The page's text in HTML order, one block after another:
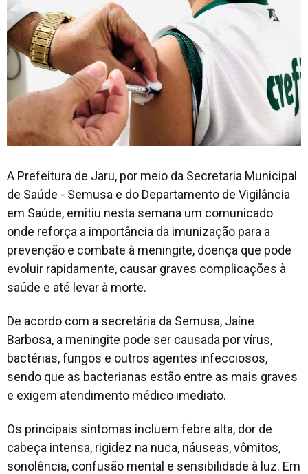
A Prefeitura de Jaru, por meio da Secretaria Municipal
de Saúde - Semusa e do Departamento de Vigilância
em Saúde, emitiu nesta semana um comunicado
onde reforça a importância da imunização para a
prevenção e combate à meningite, doença que pode
evoluir rapidamente, causar graves complicações à
saúde e até levar à morte.
De acordo com a secretária da Semusa, Jaíne
Barbosa, a meningite pode ser causada por vírus,
bactérias, fungos e outros agentes infecciosos,
sendo que as bacterianas estão entre as mais graves
e exigem atendimento médico imediato.
Os principais sintomas incluem febre alta, dor de
cabeça intensa, rigidez na nuca, náuseas, vômitos,
sonolência, confusão mental e sensibilidade à luz. Em